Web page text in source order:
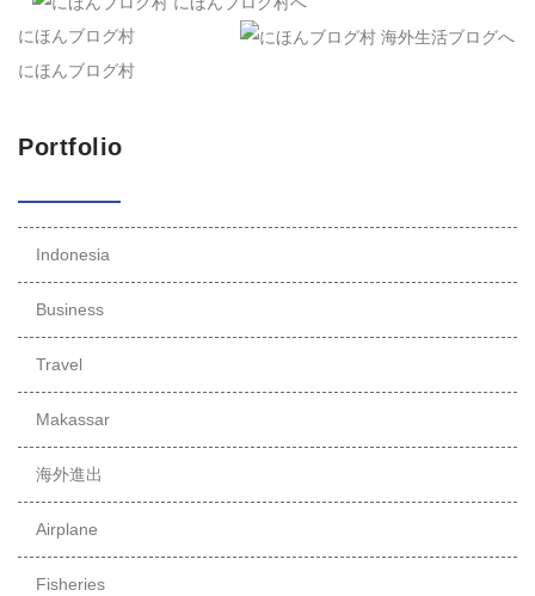
にほんブログ村
にほんブログ村
Portfolio
Indonesia
Business
Travel
Makassar
海外進出
Airplane
Fisheries